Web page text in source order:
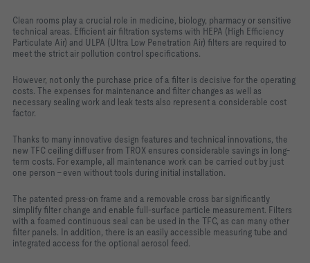
Clean rooms play a crucial role in medicine, biology, pharmacy or sensitive
technical areas. Efficient air filtration systems with HEPA (High Efficiency
Particulate Air) and ULPA (Ultra Low Penetration Air) filters are required to
meet the strict air pollution control specifications.
However, not only the purchase price of a filter is decisive for the operating
costs. The expenses for maintenance and filter changes as well as
necessary sealing work and leak tests also represent a considerable cost
factor.
Thanks to many innovative design features and technical innovations, the
new TFC ceiling diffuser from TROX ensures considerable savings in long-
term costs. For example, all maintenance work can be carried out by just
one person - even without tools during initial installation.
The patented press-on frame and a removable cross bar significantly
simplify filter change and enable full-surface particle measurement. Filters
with a foamed continuous seal can be used in the TFC, as can many other
filter panels. In addition, there is an easily accessible measuring tube and
integrated access for the optional aerosol feed.